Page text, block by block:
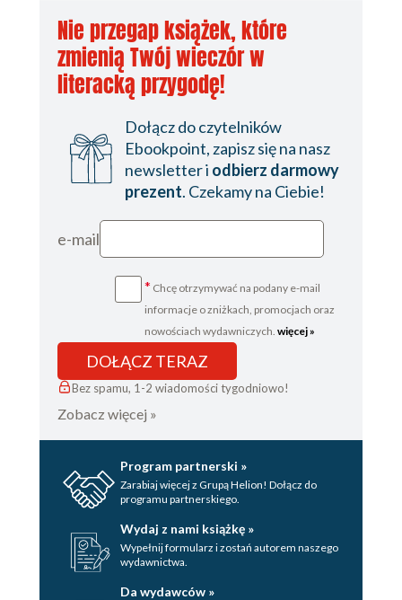
Nie przegap książek, które
zmienią Twój wieczór w
literacką przygodę!
Dołącz do czytelników
Ebookpoint, zapisz się na nasz
newsletter i odbierz darmowy
prezent. Czekamy na Ciebie!
e-mail
* Chcę otrzymywać na podany e-mail
informacje o zniżkach, promocjach oraz
nowościach wydawniczych. więcej »
DOŁĄCZ TERAZ
Bez spamu, 1-2 wiadomości tygodniowo!
Zobacz więcej »
Program partnerski »
Zarabiaj więcej z Grupą Helion! Dołącz do
programu partnerskiego.
Wydaj z nami książkę »
Wypełnij formularz i zostań autorem naszego
wydawnictwa.
Da wydawców »